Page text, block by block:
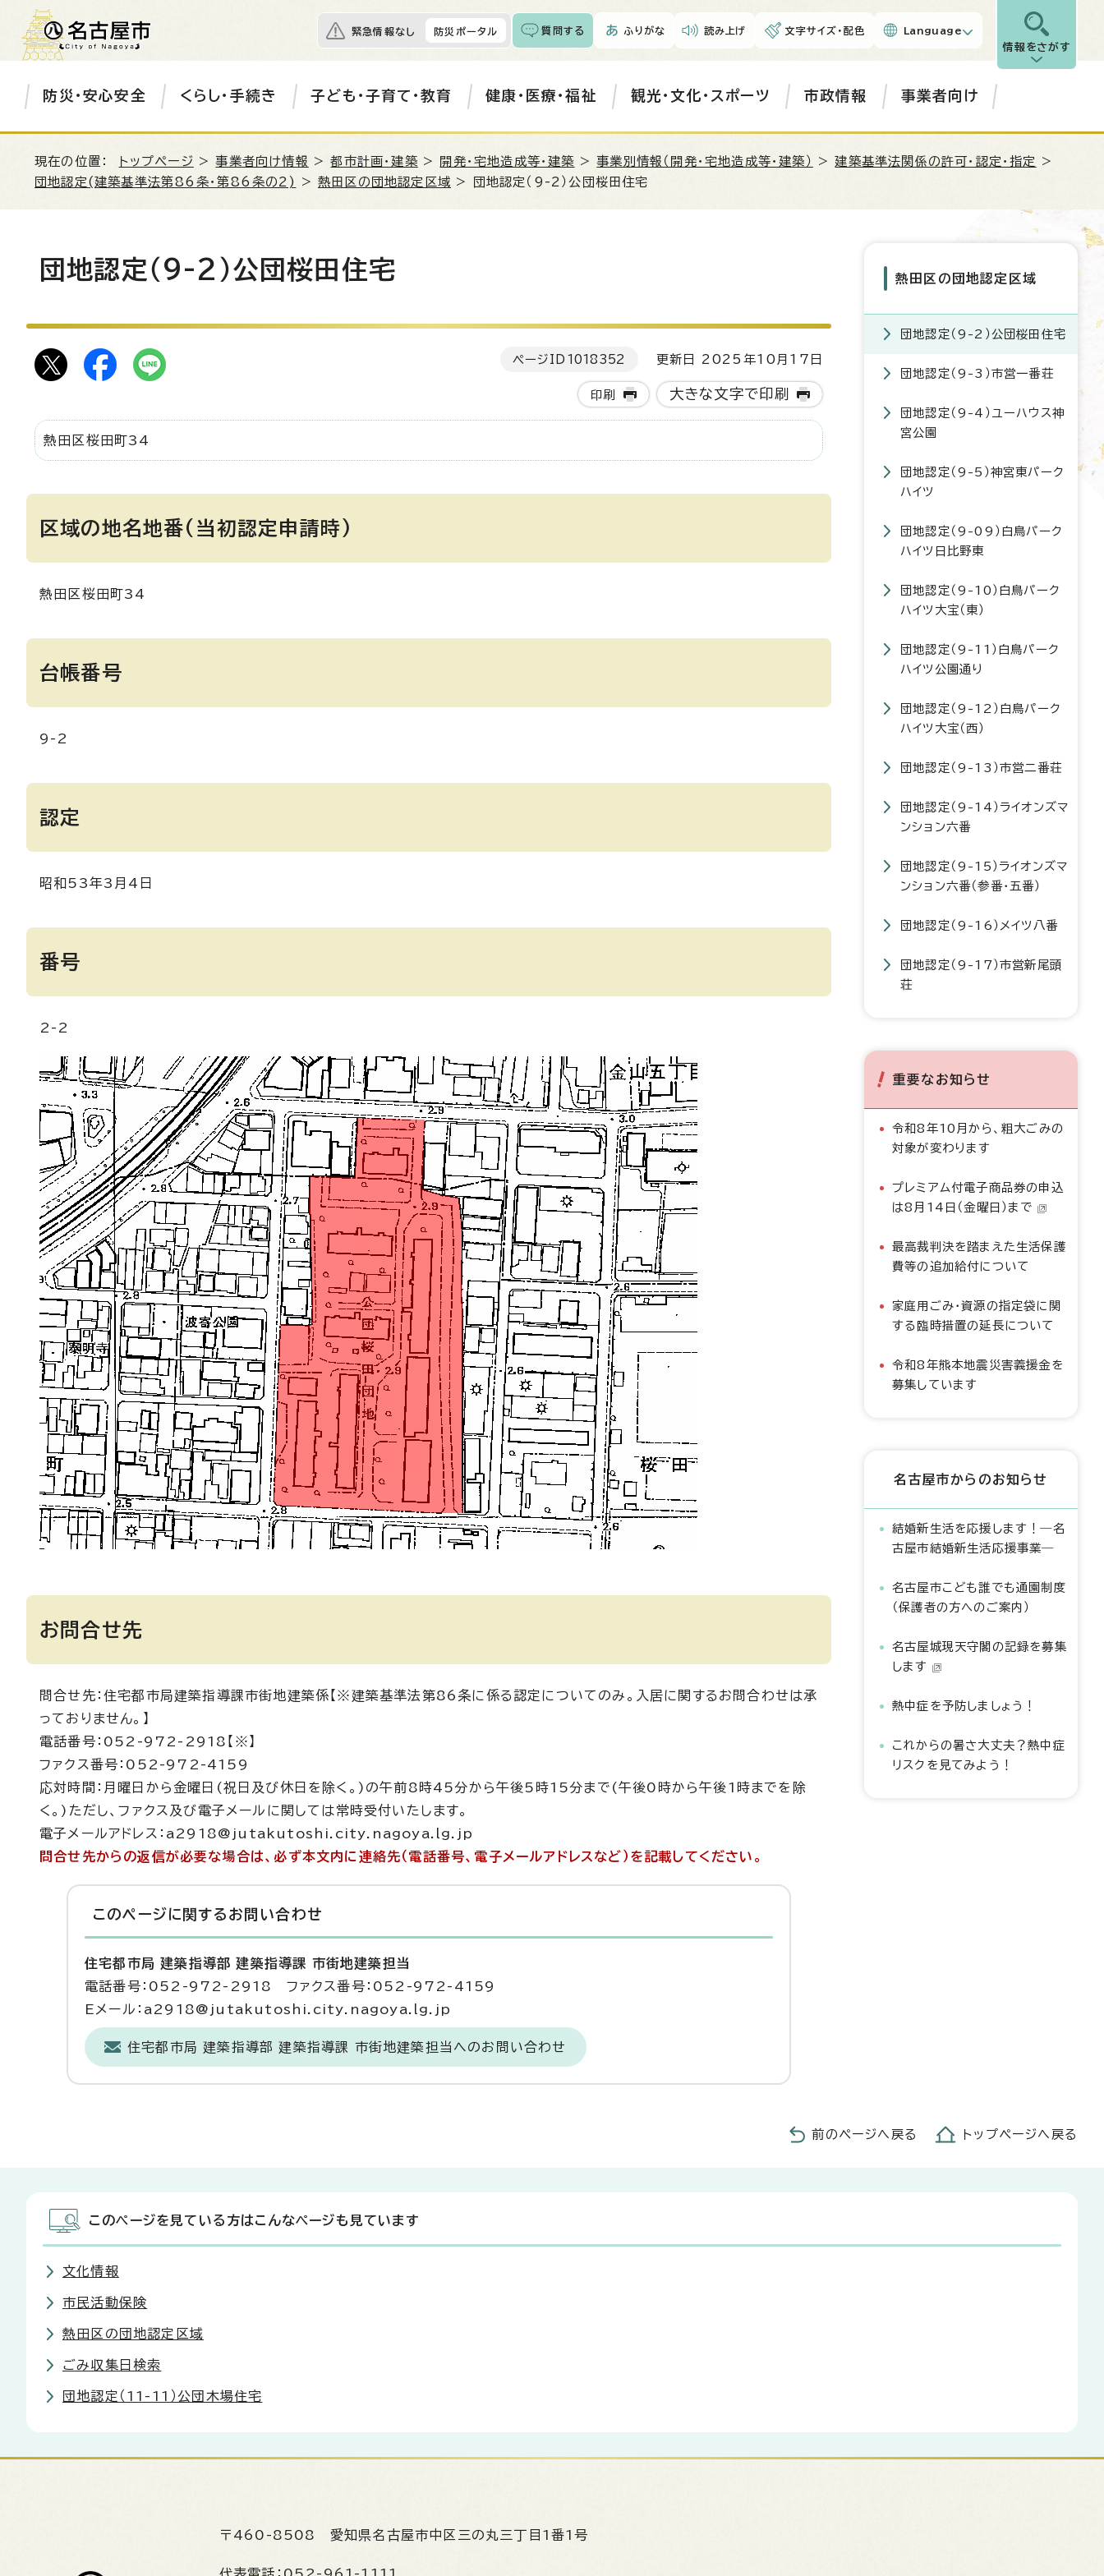
緊急情報なし 防災ポータル 質問する ふりがな 読み上げ 文字サイズ・配色 Language
情報をさがす
防災・安心安全 くらし・手続き 子ども・子育て・教育 健康・医療・福祉 観光・文化・スポーツ 市政情報 事業者向け
現在の位置： トップページ >事業者向け情報 >都市計画・建築 > 開発・宅地造成等・建築 >事業別情報（開発・宅地造成等・建築） >建築基準法関係の許可・認定・指定
>
団地認定(建築基準法第86条・第86条の2)
>熱田区の団地認定区域 > 団地認定（9-2）公団桜田住宅
団地認定（9-2）公団桜田住宅
ページID 1018352 更新日 2025年10月17日
印刷 大きな文字で印刷
熱田区桜田町34
区域の地名地番(当初認定申請時)
熱田区桜田町34
台帳番号
9-2
認定
昭和53年3月4日
番号
2-2
お問合せ先
問合せ先：住宅都市局建築指導課市街地建築係【※建築基準法第86条に係る認定についてのみ。入居に関するお問合わせは承
っておりません。】
電話番号：052-972-2918【※】
ファクス番号：052-972-4159
応対時間：月曜日から金曜日(祝日及び休日を除く。)の午前8時45分から午後5時15分まで(午後0時から午後1時までを除
く。)ただし、ファクス及び電子メールに関しては常時受付いたします。
電子メールアドレス：a2918@jutakutoshi.city.nagoya.lg.jp
問合せ先からの返信が必要な場合は、必ず本文内に連絡先（電話番号、電子メールアドレスなど）を記載してください。
このページに関する お問い合わせ
住宅都市局 建築指導部 建築指導課 市街地建築担当
電話番号：052-972-2918 ファクス番号：052-972-4159
Eメール：a2918@jutakutoshi.city.nagoya.lg.jp
住宅都市局 建築指導部 建築指導課 市街地建築担当へのお問い合わせ
熱田区の団地認定区域
団地認定（9-2）公団桜田住宅
団地認定（9-3）市営一番荘
団地認定（9-4）ユーハウス神
宮公園
団地認定（9-5）神宮東パーク
ハイツ
団地認定（9-09）白鳥パーク
ハイツ日比野東
団地認定（9-10）白鳥パーク
ハイツ大宝（東）
団地認定（9-11）白鳥パーク
ハイツ公園通り
団地認定（9-12）白鳥パーク
ハイツ大宝（西）
団地認定（9-13）市営二番荘
団地認定（9-14）ライオンズマ
ンション六番
団地認定（9-15）ライオンズマ
ンション六番（参番・五番）
団地認定（9-16）メイツ八番
団地認定（9-17）市営新尾頭
荘
重要なお知らせ
令和8年10月から、粗大ごみの
対象が変わります
プレミアム付電子商品券の申込
は8月14日（金曜日）まで
最高裁判決を踏まえた生活保護
費等の追加給付について
家庭用ごみ・資源の指定袋に関
する臨時措置の延長について
令和8年熊本地震災害義援金を
募集しています
名古屋市からのお知らせ
結婚新生活を応援します！―名
古屋市結婚新生活応援事業―
名古屋市こども誰でも通園制度
（保護者の方へのご案内）
名古屋城現天守閣の記録を募集
します
熱中症を予防しましょう！
これからの暑さ大丈夫？熱中症
リスクを見てみよう！
前のページへ戻る トップページへ戻る
このページを見ている方はこんなページも見ています
文化情報
市民活動保険
熱田区の団地認定区域
ごみ収集日検索
団地認定（11-11）公団木場住宅
〒460-8508 愛知県名古屋市中区三の丸三丁目1番1号